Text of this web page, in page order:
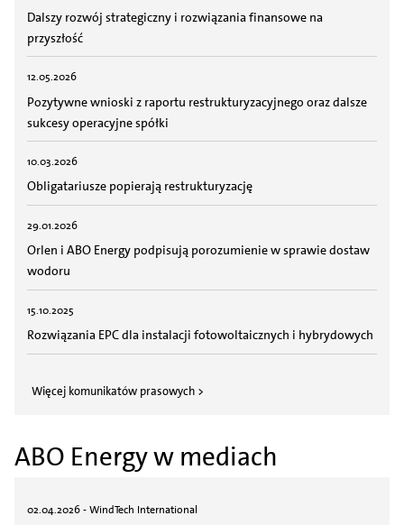
ABO Energy w mediach
Dalszy rozwój strategiczny i rozwiązania finansowe na
przyszłość
12.05.2026
Pozytywne wnioski z raportu restrukturyzacyjnego oraz dalsze
sukcesy operacyjne spółki
10.03.2026
Obligatariusze popierają restrukturyzację
29.01.2026
Orlen i ABO Energy podpisują porozumienie w sprawie dostaw
wodoru
15.10.2025
Rozwiązania EPC dla instalacji fotowoltaicznych i hybrydowych
02.04.2026 - WindTech International
Więcej komunikatów prasowych >